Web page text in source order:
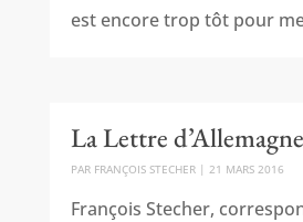
est encore trop tôt pour
La Lettre
PAR FRANÇOIS STECHER| 21 MARS 2016
François Stecher,